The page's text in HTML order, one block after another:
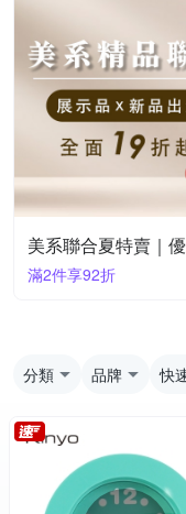
美系聯合夏特賣｜
滿2件享92折
分類 品牌 快